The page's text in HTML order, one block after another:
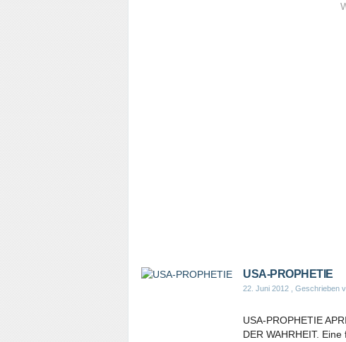
USA-PROPHETIE
22. Juni 2012 , Geschrieben
USA-PROPHETIE
DER WAHRHEIT.